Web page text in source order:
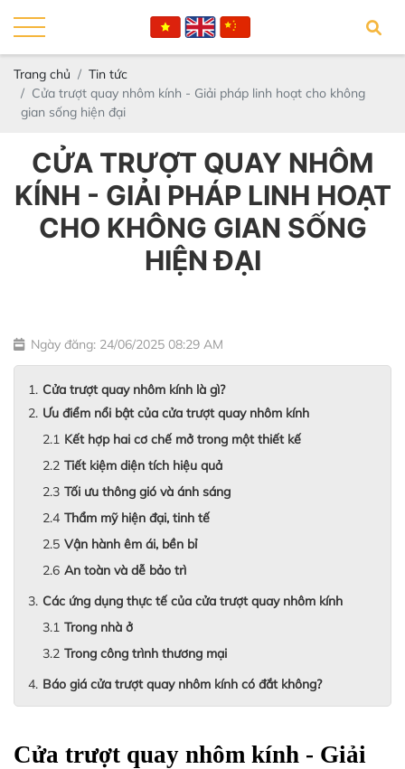
Trang chủ
Tin tức
Cửa trượt quay nhôm kính - Giải pháp linh hoạt cho không
gian sống hiện đại
CỬA TRƯỢT QUAY NHÔM
KÍNH - GIẢI PHÁP LINH HOẠT
CHO KHÔNG GIAN SỐNG
HIỆN ĐẠI
Ngày đăng: 24/06/2025 08:29 AM
Cửa trượt quay nhôm kính là gì?
Ưu điểm nổi bật của cửa trượt quay nhôm kính
Kết hợp hai cơ chế mở trong một thiết kế
Tiết kiệm diện tích hiệu quả
Tối ưu thông gió và ánh sáng
Thẩm mỹ hiện đại, tinh tế
Vận hành êm ái, bền bỉ
An toàn và dễ bảo trì
Các ứng dụng thực tế của cửa trượt quay nhôm kính
Trong nhà ở
Trong công trình thương mại
Báo giá cửa trượt quay nhôm kính có đắt không?
Cửa trượt quay nhôm kính - Giải